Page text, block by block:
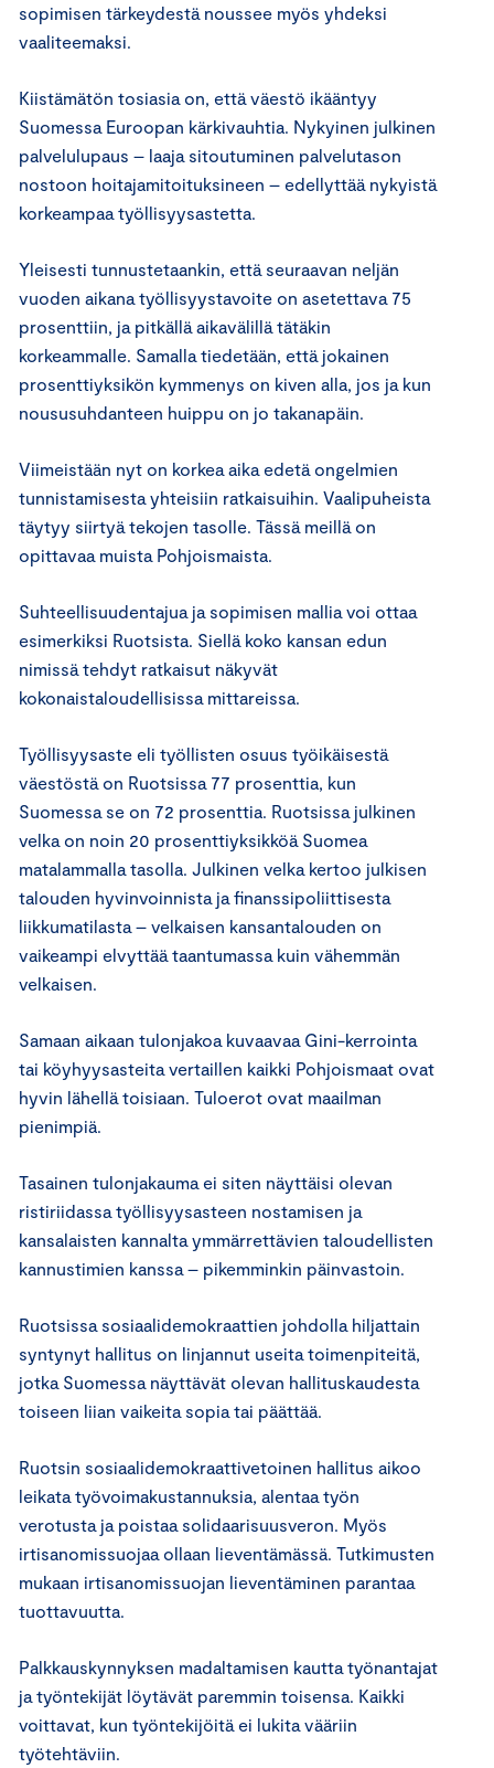
sopimisen tärkeydestä noussee myös yhdeksi
vaaliteemaksi.
Kiistämätön tosiasia on, että väestö ikääntyy
Suomessa Euroopan kärkivauhtia. Nykyinen julkinen
palvelulupaus – laaja sitoutuminen palvelutason
nostoon hoitajamitoituksineen – edellyttää nykyistä
korkeampaa työllisyysastetta.
Yleisesti tunnustetaankin, että seuraavan neljän
vuoden aikana työllisyystavoite on asetettava 75
prosenttiin, ja pitkällä aikavälillä tätäkin
korkeammalle. Samalla tiedetään, että jokainen
prosenttiyksikön kymmenys on kiven alla, jos ja kun
noususuhdanteen huippu on jo takanapäin.
Viimeistään nyt on korkea aika edetä ongelmien
tunnistamisesta yhteisiin ratkaisuihin. Vaalipuheista
täytyy siirtyä tekojen tasolle. Tässä meillä on
opittavaa muista Pohjoismaista.
Suhteellisuudentajua ja sopimisen mallia voi ottaa
esimerkiksi Ruotsista. Siellä koko kansan edun
nimissä tehdyt ratkaisut näkyvät
kokonaistaloudellisissa mittareissa.
Työllisyysaste eli työllisten osuus työikäisestä
väestöstä on Ruotsissa 77 prosenttia, kun
Suomessa se on 72 prosenttia. Ruotsissa julkinen
velka on noin 20 prosenttiyksikköä Suomea
matalammalla tasolla. Julkinen velka kertoo julkisen
talouden hyvinvoinnista ja finanssipoliittisesta
liikkumatilasta – velkaisen kansantalouden on
vaikeampi elvyttää taantumassa kuin vähemmän
velkaisen.
Samaan aikaan tulonjakoa kuvaavaa Gini-kerrointa
tai köyhyysasteita vertaillen kaikki Pohjoismaat ovat
hyvin lähellä toisiaan. Tuloerot ovat maailman
pienimpiä.
Tasainen tulonjakauma ei siten näyttäisi olevan
ristiriidassa työllisyysasteen nostamisen ja
kansalaisten kannalta ymmärrettävien taloudellisten
kannustimien kanssa – pikemminkin päinvastoin.
Ruotsissa sosiaalidemokraattien johdolla hiljattain
syntynyt hallitus on linjannut useita toimenpiteitä,
jotka Suomessa näyttävät olevan hallituskaudesta
toiseen liian vaikeita sopia tai päättää.
Ruotsin sosiaalidemokraattivetoinen hallitus aikoo
leikata työvoimakustannuksia, alentaa työn
verotusta ja poistaa solidaarisuusveron. Myös
irtisanomissuojaa ollaan lieventämässä. Tutkimusten
mukaan irtisanomissuojan lieventäminen parantaa
tuottavuutta.
Palkkauskynnyksen madaltamisen kautta työnantajat
ja työntekijät löytävät paremmin toisensa. Kaikki
voittavat, kun työntekijöitä ei lukita vääriin
työtehtäviin.